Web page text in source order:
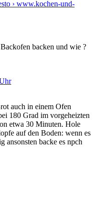
› www.kochen-und-
backen und wie ?
auch in einem Ofen
180 Grad im vorgeheizten
etwa 30 Minuten. Hole
auf den Boden: wenn es
ansonsten backe es npch